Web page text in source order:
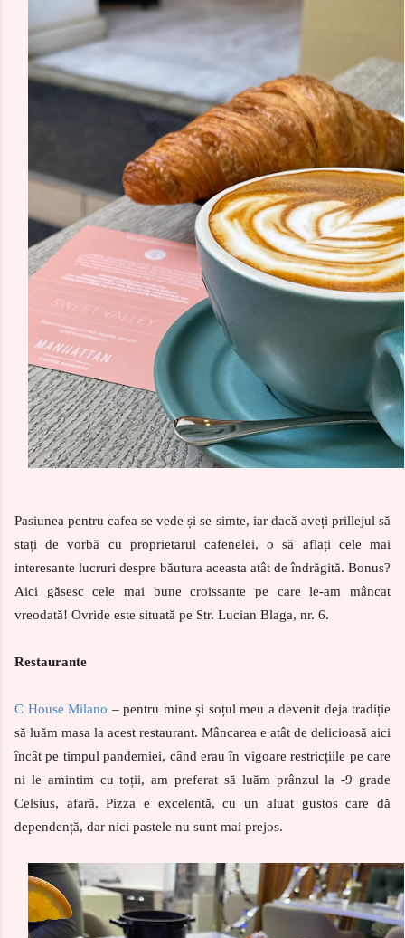
Pasiunea pentru cafea se vede și se simte, iar dacă aveți prillejul să
stați de vorbă cu proprietarul cafenelei, o să aflați cele mai
interesante lucruri despre băutura aceasta atât de îndrăgită. Bonus?
Aici găsesc cele mai bune croissante pe care le-am mâncat
vreodată! Ovride este situată pe Str. Lucian Blaga, nr. 6.
Restaurante
C House Milano – pentru mine și soțul meu a devenit deja tradiție
să luăm masa la acest restaurant. Mâncarea e atât de delicioasă aici
încât pe timpul pandemiei, când erau în vigoare restricțiile pe care
ni le amintim cu toții, am preferat să luăm prânzul la -9 grade
Celsius, afară. Pizza e excelentă, cu un aluat gustos care dă
dependență, dar nici pastele nu sunt mai prejos.